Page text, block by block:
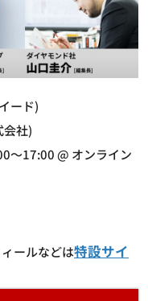
ード)
社)
～17:00 @ オンライン
ールなどは特設サイ